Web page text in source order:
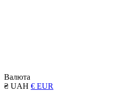
Валюта
₴ UAH € EUR